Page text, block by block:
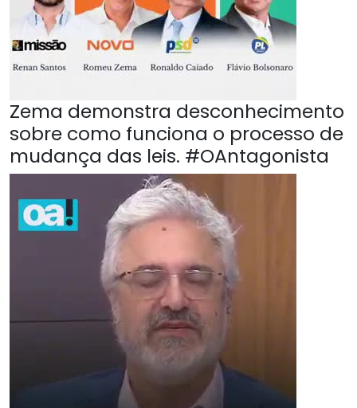
Zema demonstra desconhecimento
sobre como funciona o processo de
mudança das leis. #OAntagonista